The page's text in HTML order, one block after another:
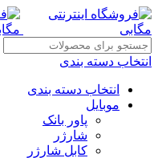
انتخاب دسته بندی
انتخاب دسته بندی
موبایل
پاور بانک
شارژر
کابل شارژر